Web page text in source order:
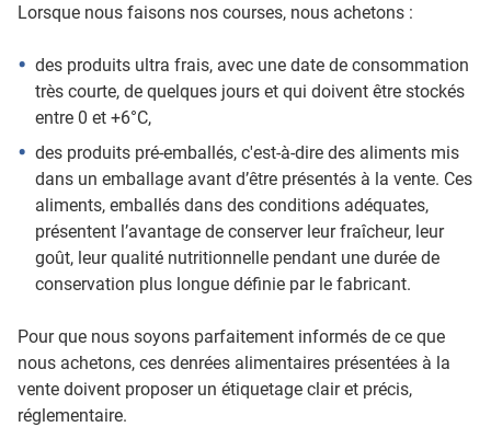
Lorsque nous faisons nos courses, nous achetons :
des produits ultra frais, avec une date de consommation
très courte, de quelques jours et qui doivent être stockés
entre 0 et +6°C,
des produits pré-emballés, c'est-à-dire des aliments mis
dans un emballage avant d’être présentés à la vente. Ces
aliments, emballés dans des conditions adéquates,
présentent l’avantage de conserver leur fraîcheur, leur
goût, leur qualité nutritionnelle pendant une durée de
conservation plus longue définie par le fabricant.
Pour que nous soyons parfaitement informés de ce que
nous achetons, ces denrées alimentaires présentées à la
vente doivent proposer un étiquetage clair et précis,
réglementaire.